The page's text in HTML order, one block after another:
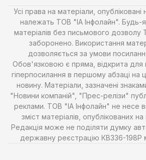
Усі права на матеріали, опубліковані
належать ТОВ "ІА Інфолайн". Будь-
матеріалів без письмового дозволу
заборонено. Використання
дозволяється за умови
Обов'язковою є пряма, відкрита для
гіперпосилання в першому абзаці на
новину. Матеріали, зазначені
"Новини компаній", "Прес-релізи"
реклами. ТОВ "ІА Інфолайн" не несе
зміст матеріалів, опублікованих
Редакція може не поділяти думку
державну реєстрацію КВ336-198Р